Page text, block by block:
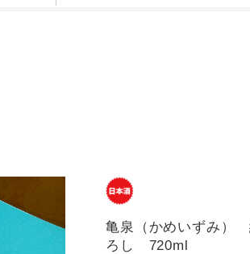
亀泉（かめいずみ
ろし 720ml